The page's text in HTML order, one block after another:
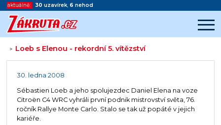
aktuálně: 30 uzavírek, 6 nehod
> Loeb s Elenou - rekordní 5. vítězství
Začátek reklamy
30. ledna 2008
Sébastien Loeb a jeho spolujezdec Daniel Elena na voze
Citroën C4 WRC vyhráli první podnik mistrovství světa, 76.
ročník Rallye Monte Carlo. Stalo se tak už popáté v jejich
kariéře.